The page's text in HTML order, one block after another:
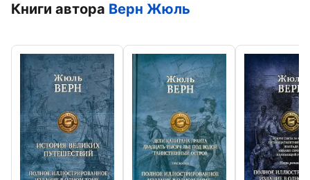
Книги автора Верн Жюль